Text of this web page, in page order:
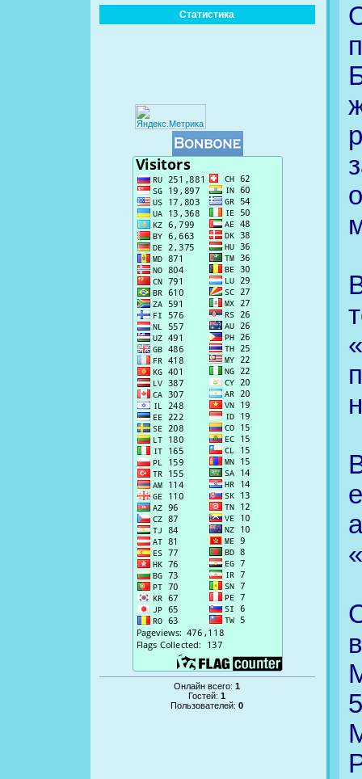
Статистика
Онлайн всего:1
Гостей:1
Пользователей:0